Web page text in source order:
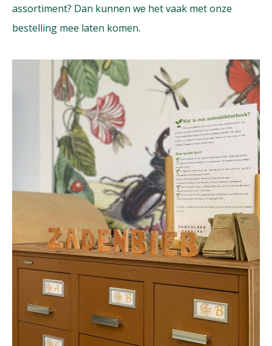
assortiment? Dan kunnen we het vaak met onze
bestelling mee laten komen.